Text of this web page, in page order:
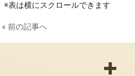
表は横にスクロールできます
« 前の記事へ